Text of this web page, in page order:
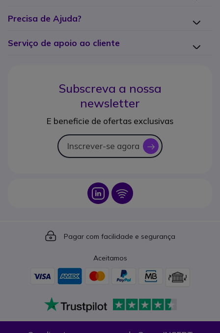
Precisa de Ajuda?
Serviço de apoio ao cliente
Subscreva a nossa
newsletter
E beneficie de ofertas exclusivas
Inscrever-se agora icon
Icon Icon
Icon
Pagar com facilidade e segurança
Aceitamos